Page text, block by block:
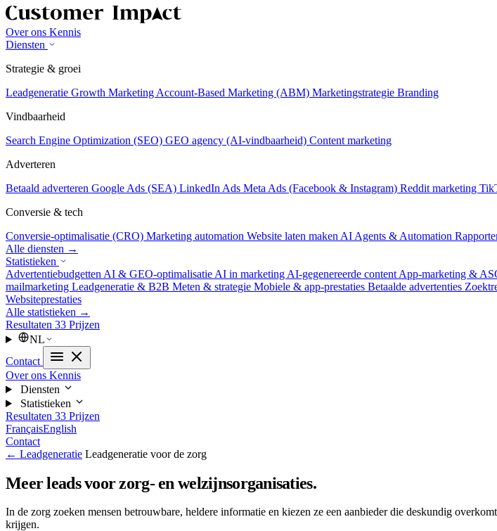
Over ons Kennis
Diensten
Strategie & groei
Leadgeneratie Growth Marketing Account-Based Marketing (ABM) Marketingstrategie Branding
Vindbaarheid
Search Engine Optimization (SEO) GEO agency (AI-vindbaarheid) Content marketing
Adverteren
Betaald adverteren Google Ads (SEA) LinkedIn Ads Meta Ads (Facebook & Instagram) Reddit marketing
Conversie & tech
Conversie-optimalisatie (CRO) Marketing automation Website laten maken AI Agents & Automation
Alle diensten →
Statistieken
Advertentiebudgetten AI & GEO-optimalisatie AI in marketing AI-gegenereerde content App-marketing &
mailmarketing Leadgeneratie & B2B Meten & strategie Mobiele & app-prestaties Betaalde advertenties
Websiteprestaties
Alle statistieken →
Resultaten 33 Prijzen
NL
Contact
Over ons Kennis
Diensten
Statistieken
Resultaten 33 Prijzen
FrançaisEnglish
Contact
← Leadgeneratie Leadgeneratie voor de zorg
Meer leads voor zorg- en welzijnsorganisaties.
In de zorg zoeken mensen betrouwbare, heldere informatie en kiezen ze een aanbieder die deskundig
krijgen.